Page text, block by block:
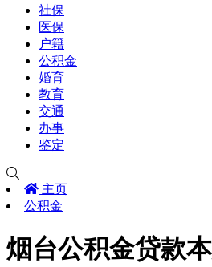
社保
医保
户籍
公积金
婚育
教育
交通
办事
鉴定
主页
公积金
烟台公积金贷款